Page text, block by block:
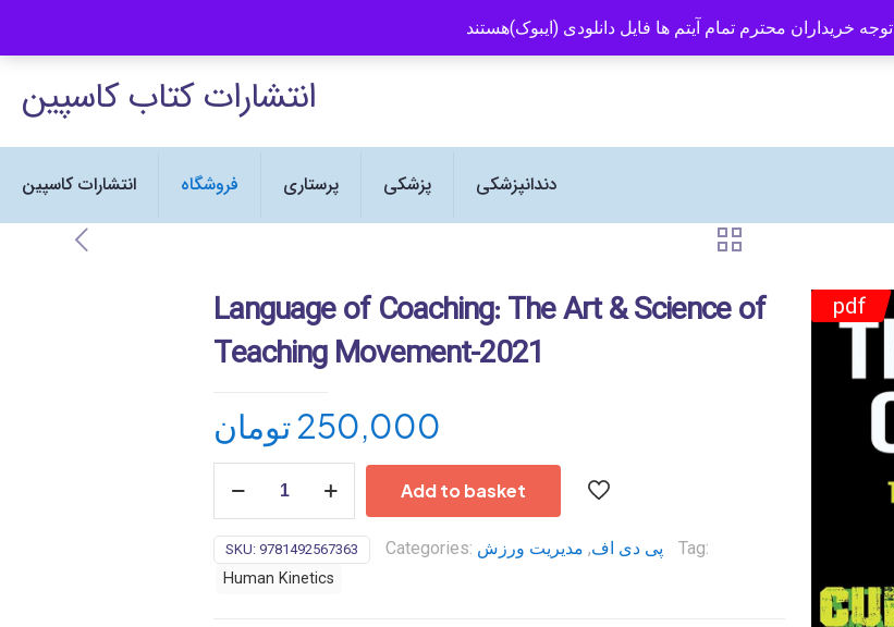
انتشارات کتاب کاسپین نماینده رسمی Human Kinetics در ایران می باشد 09121466294 info@caspianbook.com
انتشارات کتاب کاسپین
انتشارات کاسپین فروشگاه پرستاری پزشکی دندانپزشکی
pdf
Language of Coaching: The Art & Science of
Teaching Movement-2021
250,000تومان
Coaching:
The
Art
Add to basket
SKU: 9781492567363 Categories: پی دی اف, مدیریت ورزش Tag:
Human Kinetics